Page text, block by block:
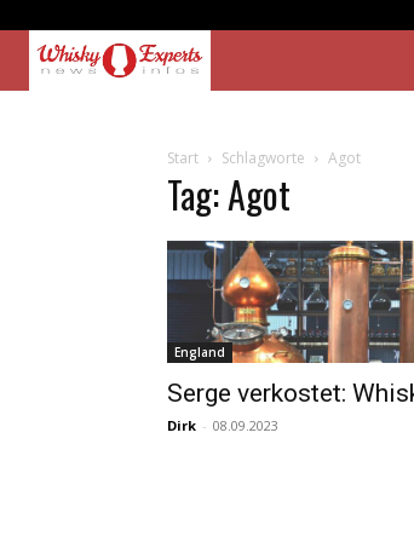
Start Schlagworte Agot
Tag: Agot
England
Serge verkostet:
Dirk - 08.09.2023